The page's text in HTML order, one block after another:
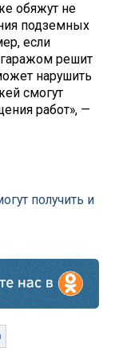
обяжут не
подземных
если
решит
нарушить
смогут
работ», —
получить и